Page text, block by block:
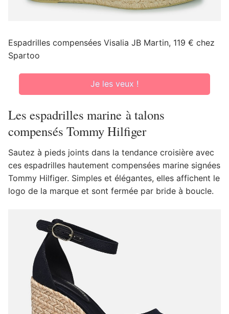
Espadrilles compensées Visalia JB Martin, 119 € chez
Spartoo
Je les veux !
Les espadrilles marine à talons
compensés Tommy Hilfiger
Sautez à pieds joints dans la tendance croisière avec
ces espadrilles hautement compensées marine signées
Tommy Hilfiger. Simples et élégantes, elles affichent le
logo de la marque et sont fermée par bride à boucle.